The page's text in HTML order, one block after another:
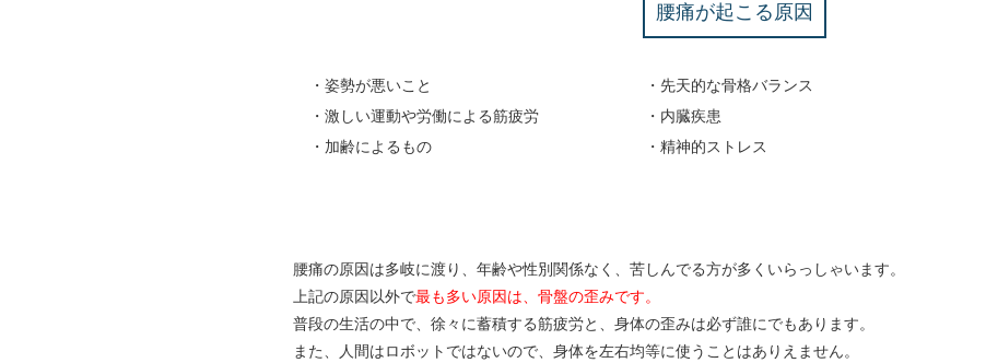
腰痛が起こる原因
・姿勢が悪いこと ・先天的な骨格バランス
・激しい運動や労働による筋疲労
・内臓疾患
・加齢によるもの
・精神的ストレス
腰痛の原因は多岐に渡り、年齢や性別関係なく、苦しんでる方が多くいらっしゃいます。
上記の原因以外で最も多い原因は、骨盤の歪みです。
普段の生活の中で、徐々に蓄積する筋疲労と、身体の歪みは必ず誰にでもあります。
また、人間はロボットではないので、身体を左右均等に使うことはありえません。